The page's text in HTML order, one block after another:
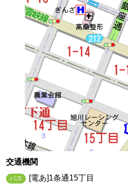
交通機関
バス [電あ]1条通15丁目